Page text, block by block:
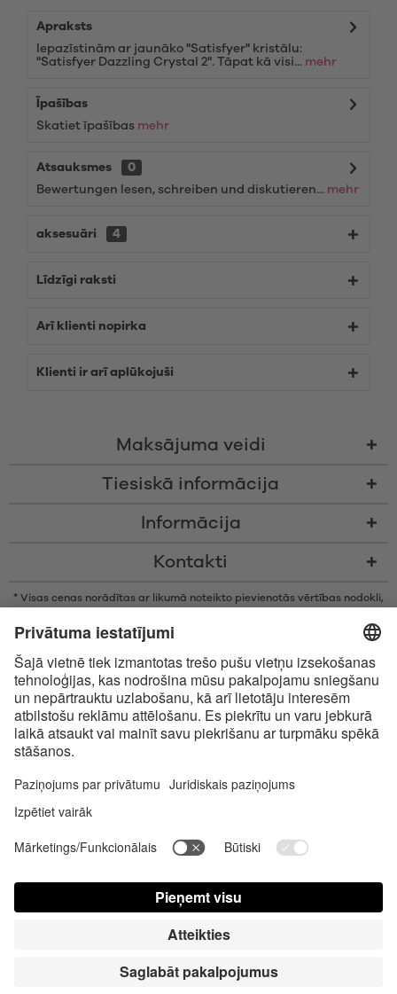
Apraksts
Iepazīstinām ar jaunāko "Satisfyer" kristālu:
"Satisfyer Dazzling Crystal 2". Tāpat kā visi... mehr
Īpašības
Skatiet īpašības mehr
Atsauksmes
0
Bewertungen lesen, schreiben und diskutieren... mehr
aksesuāri 4
Līdzīgi raksti
Arī klienti nopirka
Klienti ir arī aplūkojuši
Maksājuma veidi
Tiesiskā informācija
Informācija
Kontakti
* Visas cenas norādītas ar likumā noteikto pievienotās vērtības nodokli,
vien nav noteikts citādi
* Bluetooth® vārdiskā zīme un logotipi ir reģistrētas preču zīmes, kas
pieder Bluetooth SIG, Inc., un Satisfyer GmbH izmanto šīs zīmes saskaņā
ar licenci.
Apple, Apple logotips un Apple Watch ir Apple Inc., preču zīmes. Google
Play un Google Play logotips ir Google LLC preču zīmes.
Contact us today Slapukų nustatymai
Lietošanas instrukcija Kontakti Nospied Pieteikties